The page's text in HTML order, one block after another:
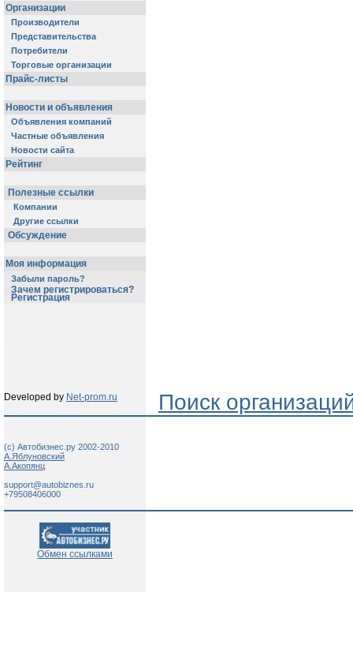
Организации
Производители
Представительства
Потребители
Торговые организации
Прайс-листы
Новости и объявления
Объявления компаний
Частные объявления
Новости сайта
Рейтинг
Полезные ссылки
Компании
Другие ссылки
Обсуждение
Моя информация
Забыли пароль?
Зачем регистрироваться?
Регистрация
Developed by Net-prom.ru Поиск
(c) Автобизнес.ру 2002-2010
А.Яблуновский
А.Акопянц
support@autobiznes.ru
+79508406000
Обмен ссылками